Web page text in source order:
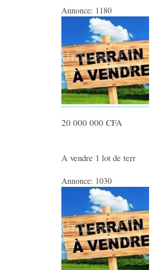
Annonce: 1180
20 000 000 CFA
A vendre 1 lot de terr
Annonce: 1030